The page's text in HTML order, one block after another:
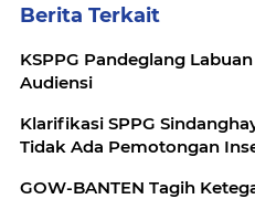
Berita Terkait
KSPPG Pandeglang
Audiensi
Klarifikasi SPPG
Tidak Ada Pemotongan
GOW-BANTEN Tagih